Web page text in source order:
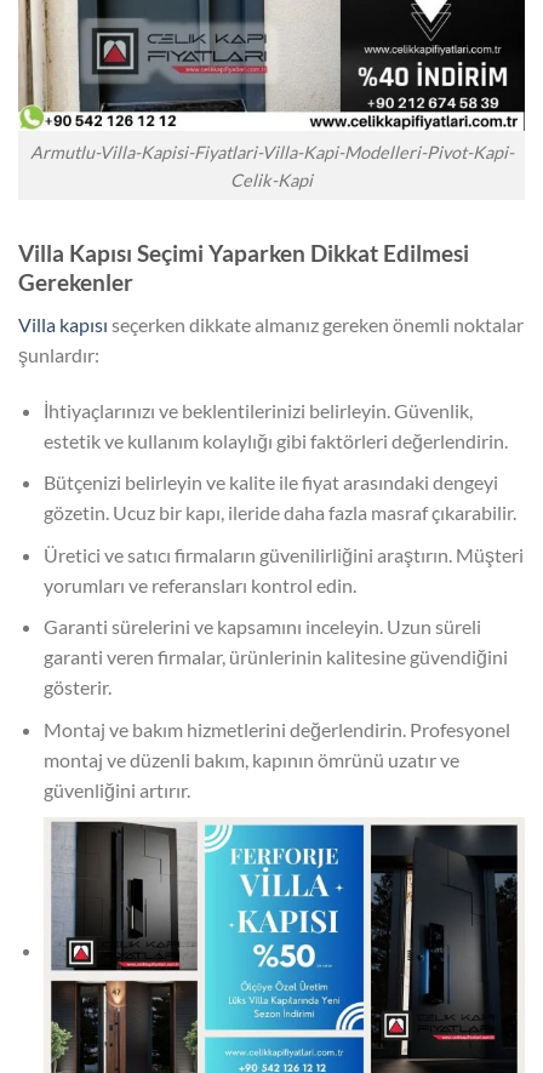
Armutlu-Villa-Kapisi-Fiyatlari-Villa-Kapi-Modelleri-Pivot-Kapi-
Celik-Kapi
Villa Kapısı Seçimi Yaparken Dikkat Edilmesi
Gerekenler
Villa kapısı seçerken dikkate almanız gereken önemli noktalar
şunlardır:
İhtiyaçlarınızı ve beklentilerinizi belirleyin. Güvenlik,
estetik ve kullanım kolaylığı gibi faktörleri değerlendirin.
Bütçenizi belirleyin ve kalite ile fiyat arasındaki dengeyi
gözetin. Ucuz bir kapı, ileride daha fazla masraf çıkarabilir.
Üretici ve satıcı firmaların güvenilirliğini araştırın. Müşteri
yorumları ve referansları kontrol edin.
Garanti sürelerini ve kapsamını inceleyin. Uzun süreli
garanti veren firmalar, ürünlerinin kalitesine güvendiğini
gösterir.
Montaj ve bakım hizmetlerini değerlendirin. Profesyonel
montaj ve düzenli bakım, kapının ömrünü uzatır ve
güvenliğini artırır.